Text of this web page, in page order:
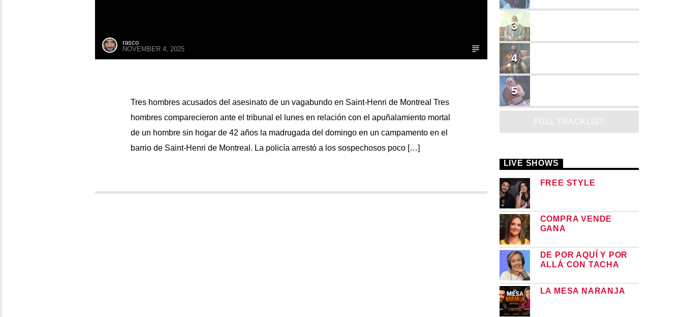
rasco
NOVEMBER 4, 2025
Tres hombres acusados ​​del asesinato de un vagabundo en Saint-Henri de Montreal Tres
hombres comparecieron ante el tribunal el lunes en relación con el apuñalamiento mortal
de un hombre sin hogar de 42 años la madrugada del domingo en un campamento en el
barrio de Saint-Henri de Montreal. La policía arrestó a los sospechosos poco […]
3
4
5
FULL TRACKLIST
LIVE SHOWS
FREE STYLE
COMPRA VENDE
GANA
DE POR AQUÍ Y POR
ALLÁ CON TACHA
LA MESA NARANJA